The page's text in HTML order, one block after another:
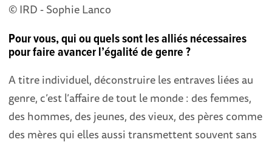
© IRD - Sophie Lanco
Pour vous, qui ou quels sont les alliés nécessaires
pour faire avancer l’égalité de genre ?
A titre individuel, déconstruire les entraves liées au
genre, c’est l’affaire de tout le monde : des femmes,
des hommes, des jeunes, des vieux, des pères comme
des mères qui elles aussi transmettent souvent sans